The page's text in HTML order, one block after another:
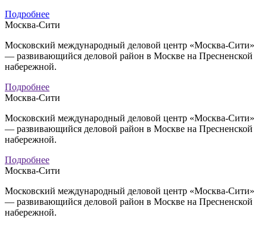
Подробнее
Москва-Сити
Московский международный деловой центр «Москва-Сити»
— развивающийся деловой район в Москве на Пресненской
набережной.
Подробнее
Москва-Сити
Московский международный деловой центр «Москва-Сити»
— развивающийся деловой район в Москве на Пресненской
набережной.
Подробнее
Москва-Сити
Московский международный деловой центр «Москва-Сити»
— развивающийся деловой район в Москве на Пресненской
набережной.